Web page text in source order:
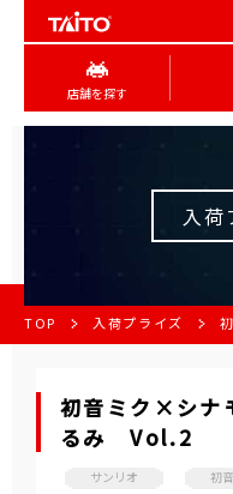
店舗を探す
入荷
TOP 入荷プライズ
初音ミク×シナ
るみ Vol.2
サンリオ 初